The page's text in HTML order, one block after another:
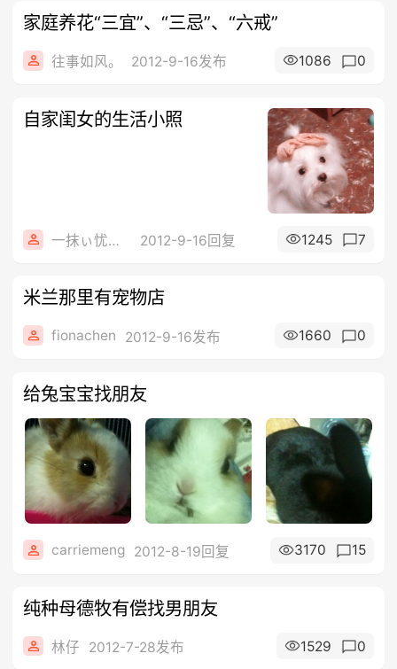
家庭养花“三宜”、“三忌”、“六戒”
往事如风。 2012-9-16发布 1086 0
自家闺女的生活小照
一抹ぃ忧伤っ 2012-9-16回复 1245 7
米兰那里有宠物店
fionachen 2012-9-16发布 1660 0
给兔宝宝找朋友
carriemeng 2012-8-19回复 3170 15
纯种母德牧有偿找男朋友
林仔 2012-7-28发布 1529 0